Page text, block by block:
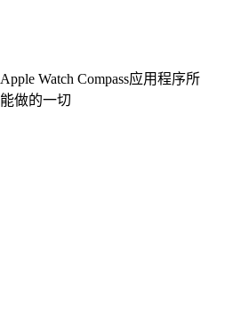
Apple Watch Compass应用程序所
能做的一切